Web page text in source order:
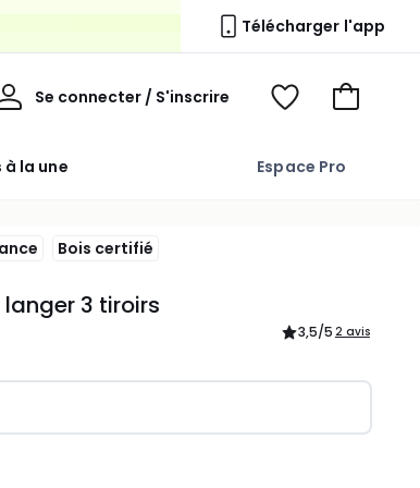
Télécharger l'app
à la une Espace Pro
Se connecter / S'inscrire
Mon
Voir
Voir
Bois certifié
3 tiroirs
3,5/5 2 avis